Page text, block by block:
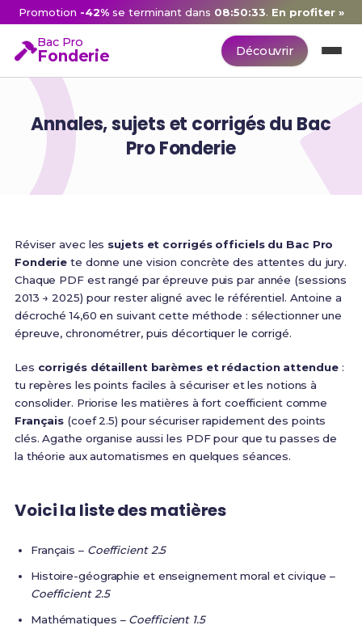
Promotion -42%se terminant dans 08:50:32. En profiter »
Bac Pro
Fonderie Découvrir
Annales, sujets et corrigés du Bac
Pro Fonderie
Réviser avec les sujets et corrigés officiels du Bac Pro
Fonderie te donne une vision concrète des attentes du jury.
Chaque PDF est rangé par épreuve puis par année (sessions
2013 → 2025) pour rester aligné avec le référentiel. Antoine a
décroché 14,60 en suivant cette méthode : sélectionner une
épreuve, chronométrer, puis décortiquer le corrigé.
Les corrigés détaillent barèmes et rédaction attendue:
tu repères les points faciles à sécuriser et les notions à
consolider. Priorise les matières à fort coefficient comme
Français (coef 2.5) pour sécuriser rapidement des points
clés. Agathe organise aussi les PDF pour que tu passes de
la théorie aux automatismes en quelques séances.
Voici la liste des matières
Français – Coefficient 2.5
Histoire-géographie et enseignement moral et civique –
Coefficient 2.5
Mathématiques – Coefficient 1.5